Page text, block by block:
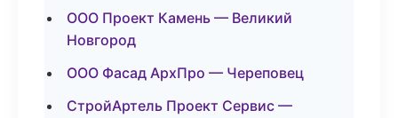
ООО Проект Камень — Великий
Новгород
ООО Фасад АрхПро — Череповец
СтройАртель Проект Сервис —